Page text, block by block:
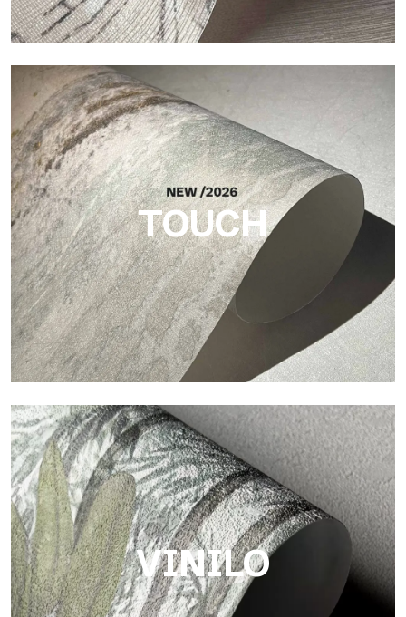
Craft
Acabado inspirado en las fibras naturales, con un relieve
esencial que aporta equilibrio, profundidad y una materialidad
elegante a la superficie.
TOUCH
Touch
Acabado con trama fibrosa e irregular, con una textura suave
que aporta calidez y autenticidad a la superficie.
VINILO